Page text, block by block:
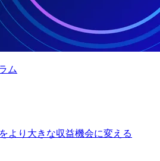
ム
より大きな収益機会に変える